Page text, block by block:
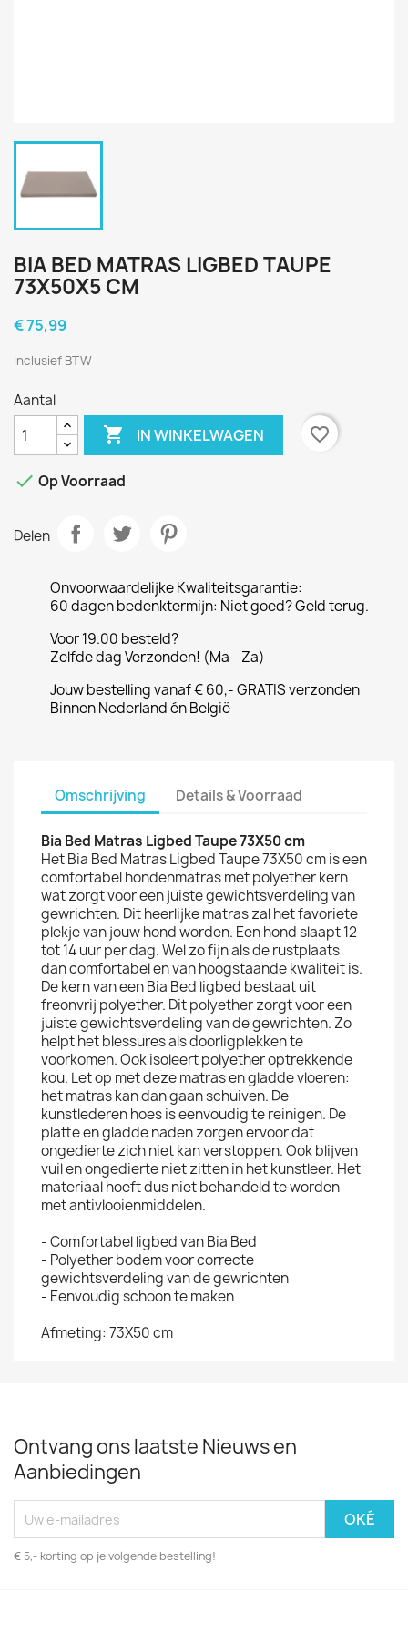
BIA BED MATRAS LIGBED TAUPE
73X50X5 CM
€ 75,99
Inclusief BTW
Aantal
 IN WINKELWAGEN favorite_border
 Op Voorraad
Delen
Onvoorwaardelijke Kwaliteitsgarantie:
60 dagen bedenktermijn: Niet goed? Geld terug.
Voor 19.00 besteld?
Zelfde dag Verzonden! (Ma - Za)
Jouw bestelling vanaf € 60,- GRATIS verzonden
Binnen Nederland én België
Omschrijving Details & Voorraad
Bia Bed Matras Ligbed Taupe 73X50 cm
Het Bia Bed Matras Ligbed Taupe 73X50 cm is een
comfortabel hondenmatras met polyether kern
wat zorgt voor een juiste gewichtsverdeling van
gewrichten. Dit heerlijke matras zal het favoriete
plekje van jouw hond worden. Een hond slaapt 12
tot 14 uur per dag. Wel zo fijn als de rustplaats
dan comfortabel en van hoogstaande kwaliteit is.
De kern van een Bia Bed ligbed bestaat uit
freonvrij polyether. Dit polyether zorgt voor een
juiste gewichtsverdeling van de gewrichten. Zo
helpt het blessures als doorligplekken te
voorkomen. Ook isoleert polyether optrekkende
kou. Let op met deze matras en gladde vloeren:
het matras kan dan gaan schuiven. De
kunstlederen hoes is eenvoudig te reinigen. De
platte en gladde naden zorgen ervoor dat
ongedierte zich niet kan verstoppen. Ook blijven
vuil en ongedierte niet zitten in het kunstleer. Het
materiaal hoeft dus niet behandeld te worden
met antivlooienmiddelen.
- Comfortabel ligbed van Bia Bed
- Polyether bodem voor correcte
gewichtsverdeling van de gewrichten
- Eenvoudig schoon te maken
Afmeting: 73X50 cm
Ontvang ons laatste Nieuws en
Aanbiedingen
€ 5,- korting op je volgende bestelling!